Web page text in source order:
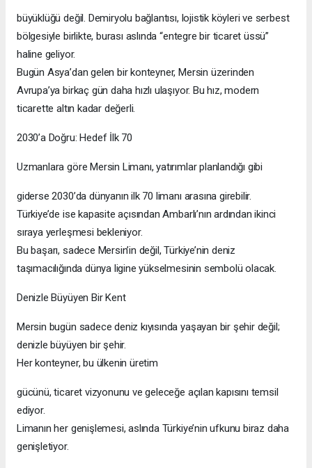
büyüklüğü değil. Demiryolu bağlantısı, lojistik köyleri ve serbest
bölgesiyle birlikte, burası aslında “entegre bir ticaret üssü”
haline geliyor.
Bugün Asya’dan gelen bir konteyner, Mersin üzerinden
Avrupa’ya birkaç gün daha hızlı ulaşıyor. Bu hız, modern
ticarette altın kadar değerli.
2030’a Doğru: Hedef İlk 70
Uzmanlara göre Mersin Limanı, yatırımlar planlandığı gibi
giderse 2030’da dünyanın ilk 70 limanı arasına girebilir.
Türkiye’de ise kapasite açısından Ambarlı’nın ardından ikinci
sıraya yerleşmesi bekleniyor.
Bu başarı, sadece Mersin’in değil, Türkiye’nin deniz
taşımacılığında dünya ligine yükselmesinin sembolü olacak.
Denizle Büyüyen Bir Kent
Mersin bugün sadece deniz kıyısında yaşayan bir şehir değil;
denizle büyüyen bir şehir.
Her konteyner, bu ülkenin üretim
gücünü, ticaret vizyonunu ve geleceğe açılan kapısını temsil
ediyor.
Limanın her genişlemesi, aslında Türkiye’nin ufkunu biraz daha
genişletiyor.